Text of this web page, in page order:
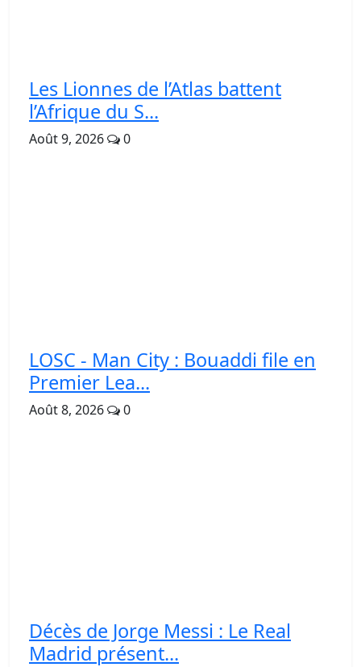
Les Lionnes de l’Atlas battent
l’Afrique du S...
Août 9, 2026 0
LOSC - Man City : Bouaddi file en
Premier Lea...
Août 8, 2026 0
Décès de Jorge Messi : Le Real
Madrid présent...